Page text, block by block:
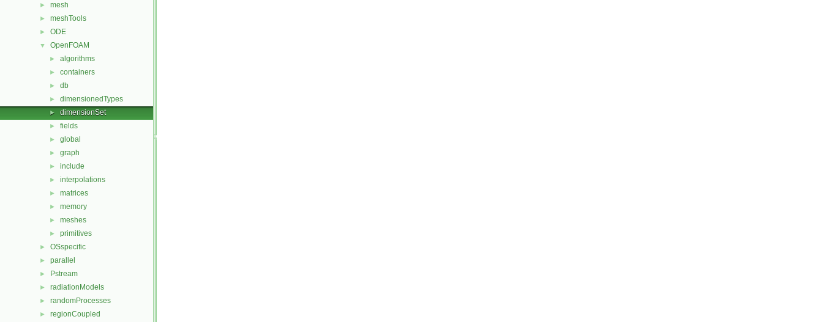
► mesh
► meshTools
► ODE
▼ OpenFOAM
► algorithms
► containers
► db
► dimensionedTypes
► dimensionSet
► fields
► global
► graph
► include
► interpolations
► matrices
► memory
► meshes
► primitives
► OSspecific
► parallel
► Pstream
► radiationModels
► randomProcesses
► regionCoupled